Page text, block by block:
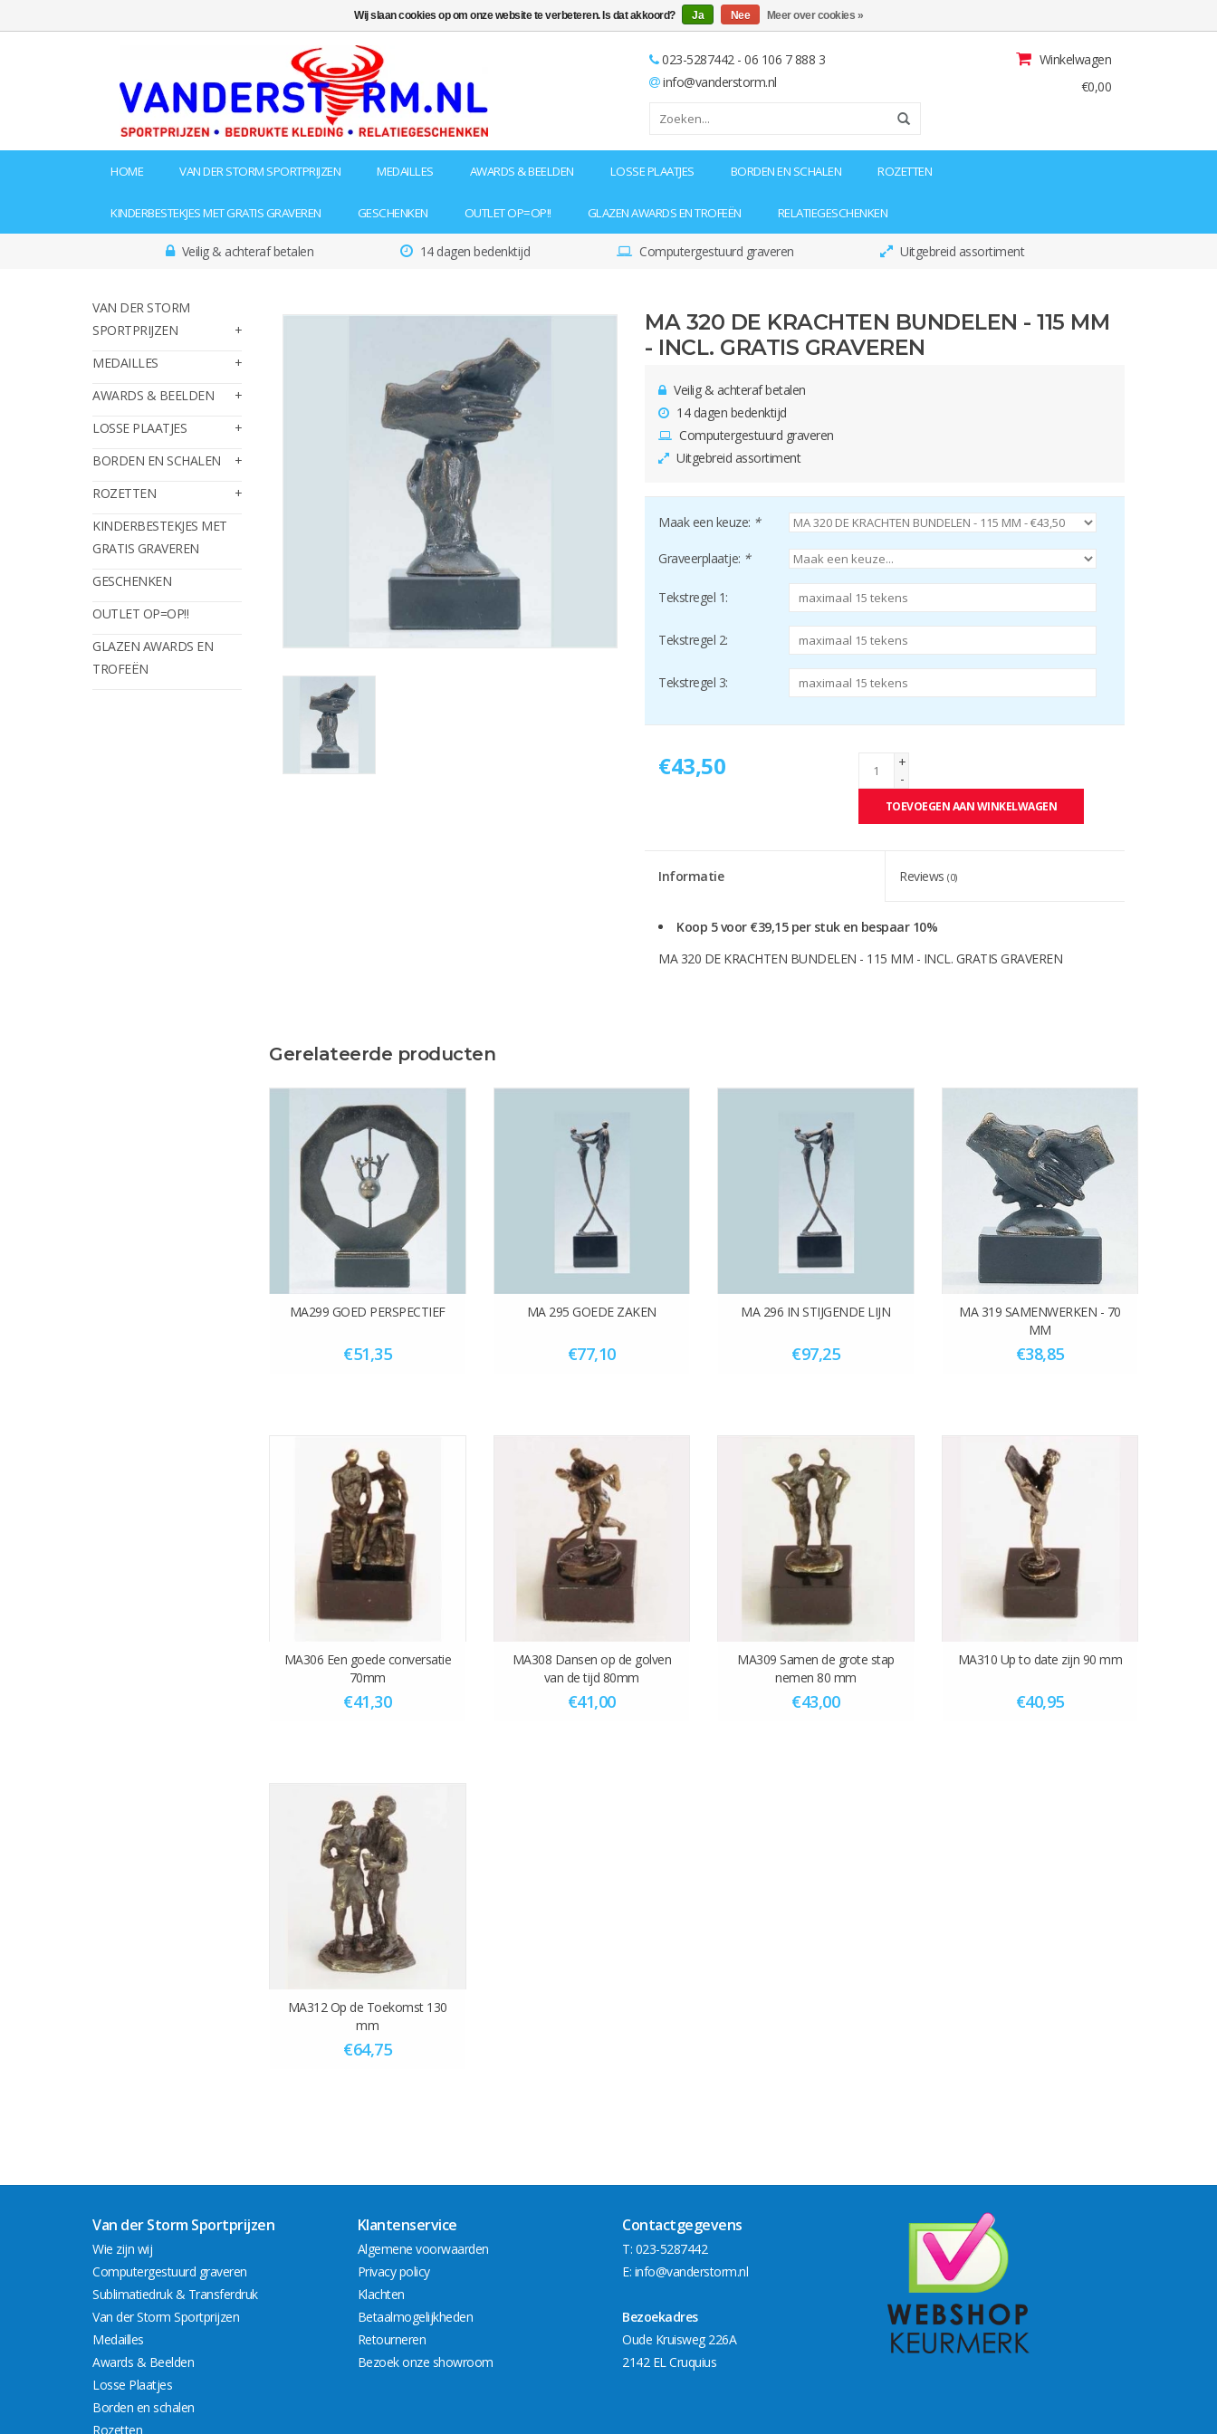
023-5287442 - 06 106 7 888 3
info@vanderstorm.nl
Winkelwagen
€0,00
HOME VAN DER STORM SPORTPRIJZEN MEDAILLES AWARDS & BEELDEN LOSSE PLAATJES BORDEN EN SCHALEN ROZETTEN
KINDERBESTEKJES MET GRATIS GRAVEREN GESCHENKEN OUTLET OP=OP!! GLAZEN AWARDS EN TROFEËN RELATIEGESCHENKEN
Veilig & achteraf betalen 14 dagen bedenktijd Computergestuurd graveren Uitgebreid assortiment
VAN DER STORM
SPORTPRIJZEN
MEDAILLES
AWARDS & BEELDEN
LOSSE PLAATJES
BORDEN EN SCHALEN
ROZETTEN
KINDERBESTEKJES MET
GRATIS GRAVEREN
GESCHENKEN
OUTLET OP=OP!!
GLAZEN AWARDS EN
TROFEËN
MA 320 DE KRACHTEN BUNDELEN - 115 MM
- INCL. GRATIS GRAVEREN
Veilig & achteraf betalen
14 dagen bedenktijd
Computergestuurd graveren
Uitgebreid assortiment
Maak een keuze: *
Graveerplaatje: *
Tekstregel 1:
Tekstregel 2:
Tekstregel 3:
€43,50
+
-
TOEVOEGEN AAN WINKELWAGEN
Informatie Reviews (0)
Koop 5 voor €39,15 per stuk en bespaar 10%
MA 320 DE KRACHTEN BUNDELEN - 115 MM - INCL. GRATIS GRAVEREN
Gerelateerde producten
MA299 GOED PERSPECTIEF
€51,35
MA 295 GOEDE ZAKEN
€77,10
MA 296 IN STIJGENDE LIJN
€97,25
MA 319 SAMENWERKEN - 70
MM
€38,85
MA306 Een goede conversatie
70mm
€41,30
MA308 Dansen op de golven
van de tijd 80mm
€41,00
MA309 Samen de grote stap
nemen 80 mm
€43,00
MA310 Up to date zijn 90 mm
€40,95
MA312 Op de Toekomst 130
mm
€64,75
Van der Storm Sportprijzen
Wie zijn wij
Computergestuurd graveren
Sublimatiedruk & Transferdruk
Van der Storm Sportprijzen
Medailles
Awards & Beelden
Losse Plaatjes
Borden en schalen
Rozetten
Klantenservice
Algemene voorwaarden
Privacy policy
Klachten
Betaalmogelijkheden
Retourneren
Bezoek onze showroom
Contactgegevens
T: 023-5287442
E: info@vanderstorm.nl
Bezoekadres
Oude Kruisweg 226A
2142 EL Cruquius
Wij slaan cookies op om onze website te verbeteren. Is dat akkoord? Ja Nee Meer over cookies »